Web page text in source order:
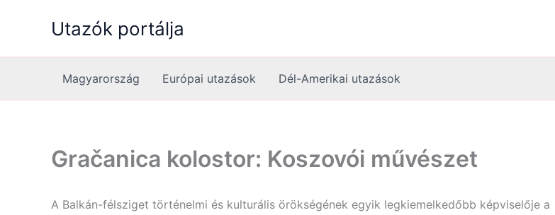
Utazók portálja
Magyarország Európai utazások Dél-Amerikai utazások
Gračanica kolostor: Koszovói művészet
A Balkán-félsziget történelmi és kulturális örökségének egyik legkiemelkedőbb képviselője a